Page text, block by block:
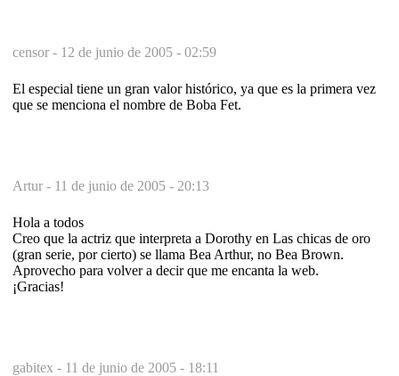
censor - 12 de junio de 2005 - 02:59
El especial tiene un gran valor histórico, ya que es la primera vez
que se menciona el nombre de Boba Fet.
Artur - 11 de junio de 2005 - 20:13
Hola a todos
Creo que la actriz que interpreta a Dorothy en Las chicas de oro
(gran serie, por cierto) se llama Bea Arthur, no Bea Brown.
Aprovecho para volver a decir que me encanta la web.
¡Gracias!
gabitex - 11 de junio de 2005 - 18:11